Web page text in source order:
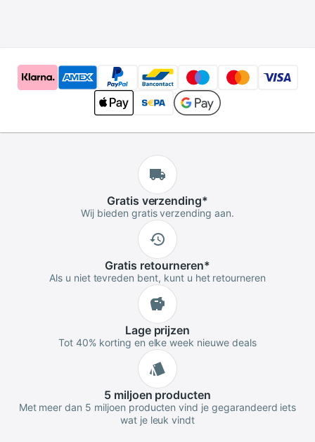
Gratis verzending*
Wij bieden gratis verzending aan.
Gratis retourneren*
Als u niet tevreden bent, kunt u het retourneren
Lageprijzen
Tot 40% korting en elke week nieuwe deals
5 miljoen producten
Met meer dan 5 miljoen producten vind je gegarandeerd iets
wat je leuk vindt